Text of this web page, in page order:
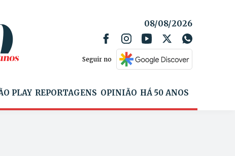
08/08/2026
Seguir no
PLAY REPORTAGENS OPINIÃO HÁ 50 ANOS